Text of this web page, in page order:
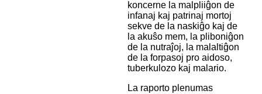
koncerne la malpliiĝon de
infanaj kaj patrinaj mortoj
sekve de la naskiĝo kaj de
la akuŝo mem, la pliboniĝon
de la nutraĵoj, la malaltiĝon
de la forpasoj pro aidoso,
tuberkulozo kaj malario.
La raporto plenumas